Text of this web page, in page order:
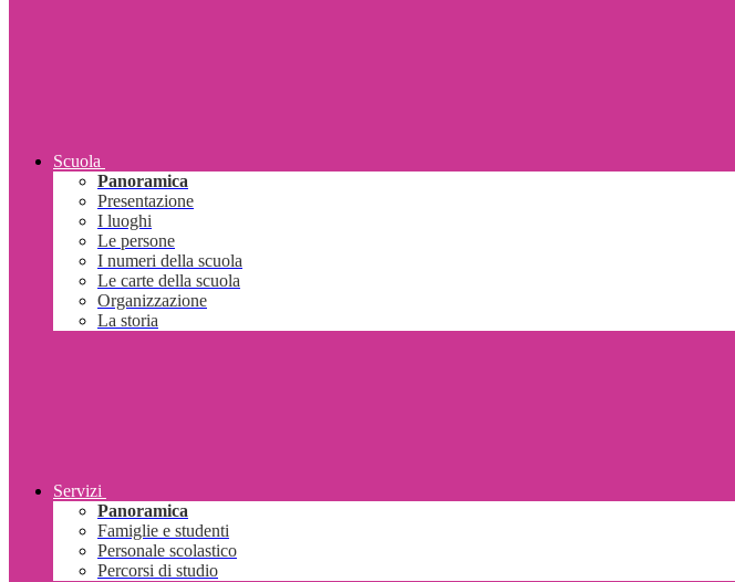
Scuola
Panoramica
Presentazione
I luoghi
Le persone
I numeri della scuola
Le carte della scuola
Organizzazione
La storia
Servizi
Panoramica
Famiglie e studenti
Personale scolastico
Percorsi di studio